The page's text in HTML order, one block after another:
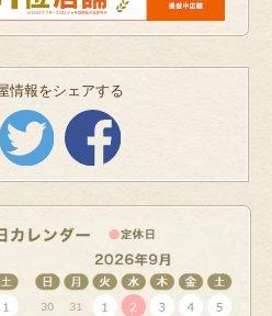
情報をシェアする